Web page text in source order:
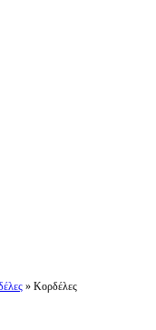
» Κορδέλες